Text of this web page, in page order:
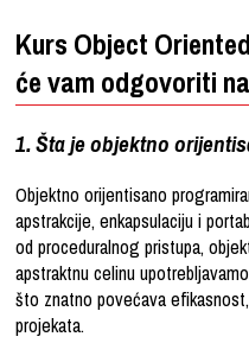
Kurs Object
će vam odgovoriti
1. Šta je objektno
Objektno orijentisano
apstrakcije, enkapsulaciju i
od proceduralnog pristupa,
apstraktnu celinu
što znatno povećava
projekata.